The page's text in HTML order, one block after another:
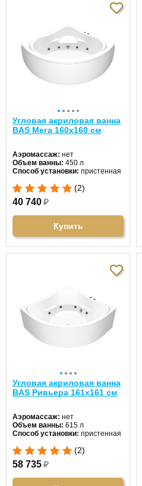
Угловая акриловая ванна
BAS Мега 160х160 см
Аэромассаж: нет
Объем ванны: 450 л
Способ установки: пристенная
Длина: 160 см
Ширина:
Цвет:белый
акрил
Гидромассаж:опционально
(2)
40 740₽
Купить
Угловая акриловая ванна
BAS Ривьера 161х161 см
Аэромассаж: нет
Объем ванны: 615 л
Способ установки: пристенная
Длина: 161 см
Ширина:
Цвет:белый
акрил
(2)
58 735₽